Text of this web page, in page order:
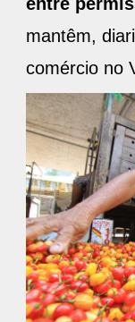
mantêm,
comércio no